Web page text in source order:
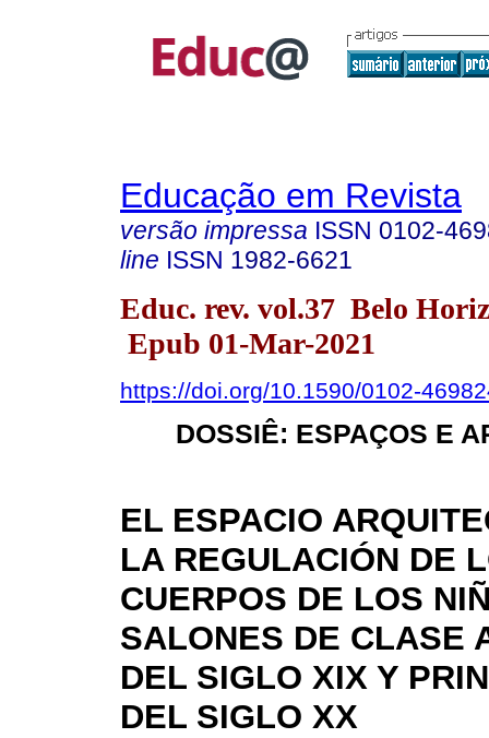
Educação em Revista
versão impressa ISSN 0102-
line ISSN 1982-6621
Educ. rev. vol.37 Belo
Epub 01-Mar-2021
https://doi.org/10.1590/0102-
DOSSIÊ: ESPAÇOS E
EL ESPACIO
LA REGULACIÓN DE
CUERPOS DE LOS
SALONES DE CLASE
DEL SIGLO XIX Y
DEL SIGLO XX